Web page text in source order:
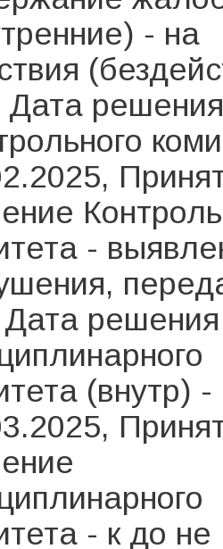
- на
решения
-
решения
(внутр) -
- к до не